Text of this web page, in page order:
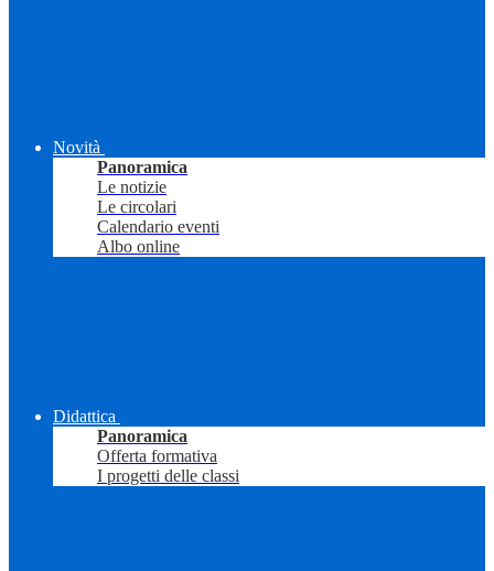
Novità
Panoramica
Le notizie
Le circolari
Calendario eventi
Albo online
Didattica
Panoramica
Offerta formativa
I progetti delle classi